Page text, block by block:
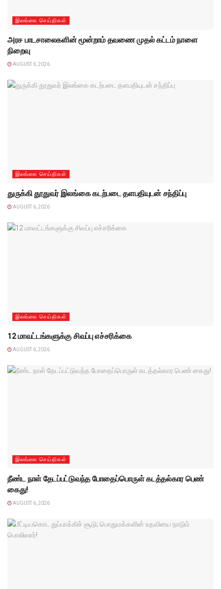
இலங்கை செய்திகள்
அரச பாடசாலைகளின் மூன்றாம் தவணை முதல் கட்டம் நாளை
நிறைவு
AUGUST 6, 2026
இலங்கை செய்திகள்
துருக்கி தூதுவர் இலங்கை கடற்படை தளபதியுடன் சந்திப்பு
AUGUST 6, 2026
இலங்கை செய்திகள்
12 மாவட்டங்களுக்கு சிவப்பு எச்சரிக்கை
AUGUST 6, 2026
இலங்கை செய்திகள்
நீண்ட நாள் தேடப்பட்டுவந்த போதைப்பொருள் கடத்தல்கார பெண்
கைது!
AUGUST 6, 2026